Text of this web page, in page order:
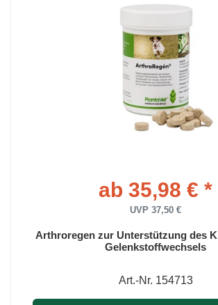
ab 35,98 € *
UVP 37,50 €
Arthroregen zur Unterstützung des
Gelenkstoffwechsels
Art.-Nr. 154713